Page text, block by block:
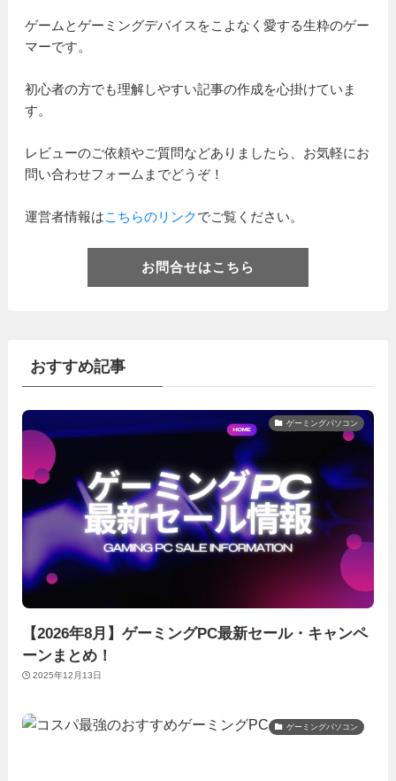
ゲームとゲーミングデバイスをこよなく愛する生粋のゲー
マーです。
初心者の方でも理解しやすい記事の作成を心掛けていま
す。
レビューのご依頼やご質問などありましたら、お気軽にお
問い合わせフォームまでどうぞ！
運営者情報はこちらのリンクでご覧ください。
お問合せはこちら
おすすめ記事
ゲーミングパソコン
【2026年8月】ゲーミングPC最新セール・キャンペ
ーンまとめ！
2025年12月13日
ゲーミングパソコン